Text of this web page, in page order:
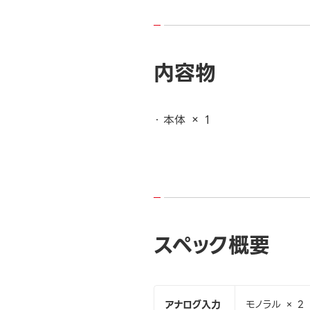
内容物
本体 × 1
スペック概要
アナログ入力
モノラル × 2